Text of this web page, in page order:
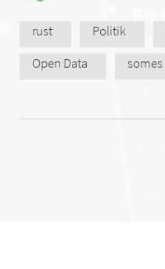
rust Politik
Open Data
somes